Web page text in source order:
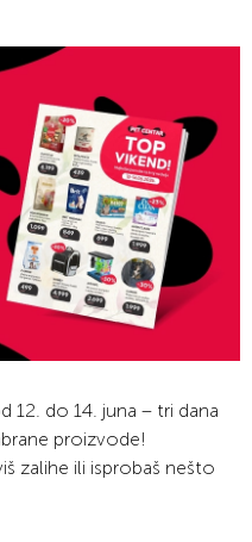
12. do 14. juna – tri dana
proizvode!
zalihe ili isprobaš nešto